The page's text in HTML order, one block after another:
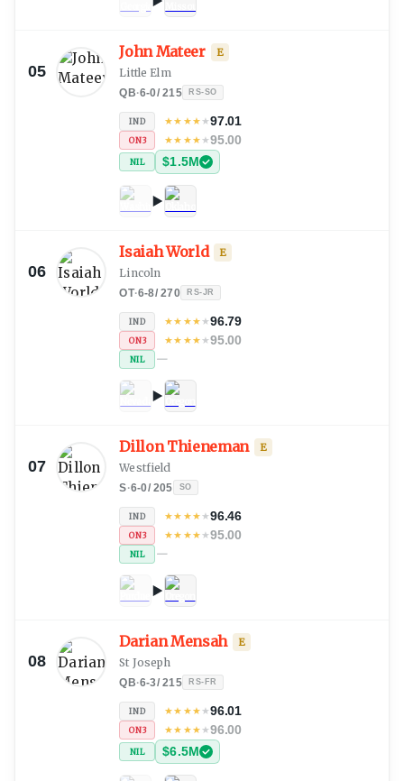
05
John Mateer E
Little Elm
QB·6-0/215 RS-SO
IND ★★ ★★★97.01
ON3 ★★ ★★★95.00
NIL $1.5M
06
Isaiah World E
Lincoln
OT·6-8/270 RS-JR
IND ★★ ★★★96.79
ON3 ★★ ★★★95.00
NIL —
07
Dillon Thieneman E
Westfield
S·6-0/ 205 SO
IND ★★ ★★★96.46
ON3 ★★ ★★★95.00
NIL —
08
Darian Mensah E
St Joseph
QB·6-3/215 RS-FR
IND ★★ ★★★96.01
ON3 ★★ ★★★96.00
NIL $6.5M